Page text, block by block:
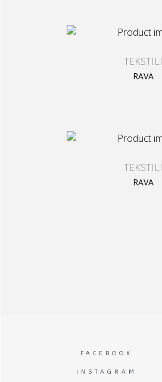
TEKSTILI
RAVA
TEKSTILI
RAVA
FACEBOOK
INSTAGRAM